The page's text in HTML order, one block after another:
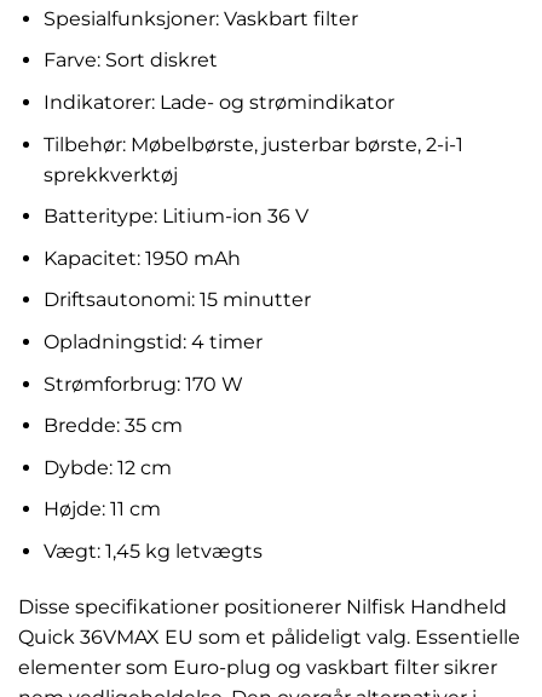
Spesialfunksjoner: Vaskbart filter
Farve: Sort diskret
Indikatorer: Lade- og strømindikator
Tilbehør: Møbelbørste, justerbar børste, 2-i-1
sprekkverktøj
Batteritype: Litium-ion 36 V
Kapacitet: 1950 mAh
Driftsautonomi: 15 minutter
Opladningstid: 4 timer
Strømforbrug: 170 W
Bredde: 35 cm
Dybde: 12 cm
Højde: 11 cm
Vægt: 1,45 kg letvægts
Disse specifikationer positionerer Nilfisk Handheld
Quick 36VMAX EU som et pålideligt valg. Essentielle
elementer som Euro-plug og vaskbart filter sikrer